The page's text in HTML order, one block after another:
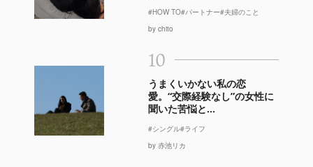
#HOW TO#パートナー#夫婦のこと
by chito
10
うまくいかない私の恋
愛。“交際経験なし”の女性に
聞いた苦悩と...
#シングル#ライフ
by 赤池リカ